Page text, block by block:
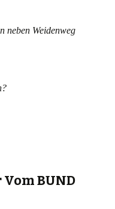
neben Weidenweg
BUND